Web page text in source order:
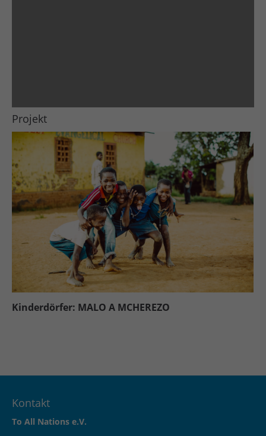
Projekt
Kinderdörfer: MALO A MCHEREZO
Kontakt
To All Nations e.V.